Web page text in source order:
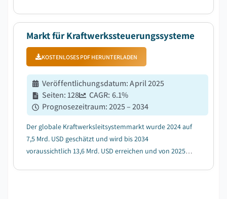
wachsen, bei einer durchschnittlich...
Markt für Kraftwerkssteuerungssysteme
KOSTENLOSES PDF HERUNTERLADEN
Veröffentlichungsdatum:April 2025
Seiten:128 CAGR: 6.1%
Prognosezeitraum:2025 – 2034
Der globale Kraftwerksleitsystemmarkt wurde 2024 auf
7,5 Mrd. USD geschätzt und wird bis 2034
voraussichtlich 13,6 Mrd. USD erreichen und von 2025